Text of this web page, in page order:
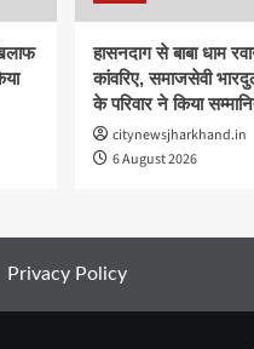
हासनदाग से बाबा धाम
कांवरिए, समाजसेवी
के परिवार ने किया
citynewsjharkhand.in
6 August 2026
Privacy Policy